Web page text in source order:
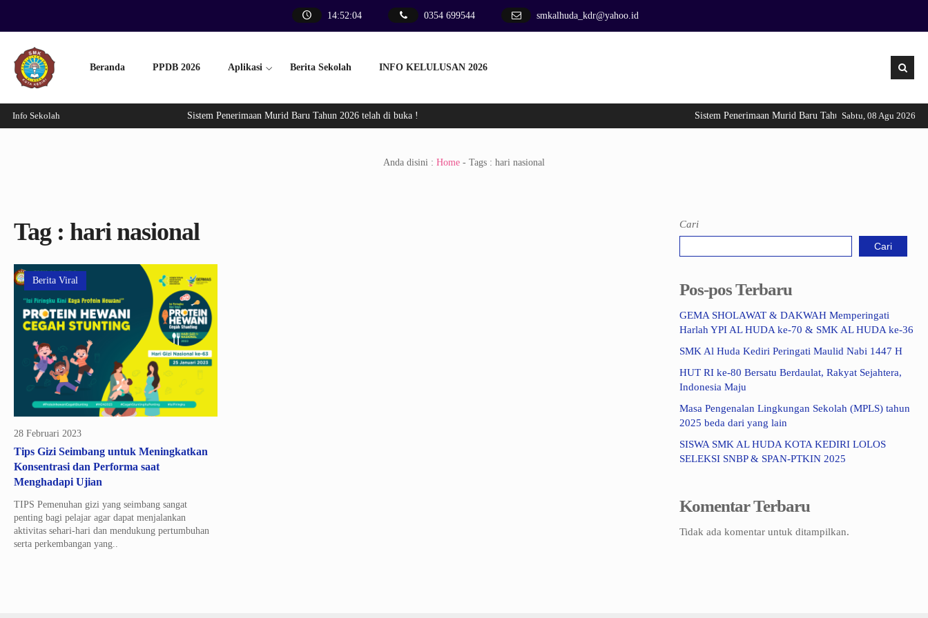
14:52:05 0354 699544 smkalhuda_kdr@yahoo.id
Beranda PPDB 2026 Aplikasi Berita Sekolah INFO KELULUSAN 2026
Info Sekolah Sabtu, 08 Agu 2026
Sistem Penerimaan Murid Baru Tahun 2026 telah di buka !
Sistem Penerimaan Murid Baru Tahun 2026 telah di buka !
Anda disini : Home - Tags : hari nasional
Tag : hari nasional
Berita Viral
28 Februari 2023
Tips Gizi Seimbang untuk Meningkatkan
Konsentrasi dan Performa saat
Menghadapi Ujian
TIPS Pemenuhan gizi yang seimbang sangat
penting bagi pelajar agar dapat menjalankan
aktivitas sehari-hari dan mendukung pertumbuhan
serta perkembangan yang..
Cari
Cari
Pos-pos Terbaru
GEMA SHOLAWAT & DAKWAH Memperingati
Harlah YPI AL HUDA ke-70 & SMK AL HUDA ke-36
SMK Al Huda Kediri Peringati Maulid Nabi 1447 H
HUT RI ke-80 Bersatu Berdaulat, Rakyat Sejahtera,
Indonesia Maju
Masa Pengenalan Lingkungan Sekolah (MPLS) tahun
2025 beda dari yang lain
SISWA SMK AL HUDA KOTA KEDIRI LOLOS
SELEKSI SNBP & SPAN-PTKIN 2025
Komentar Terbaru
Tidak ada komentar untuk ditampilkan.